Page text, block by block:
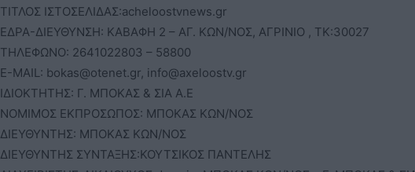
ΤΙΤΛΟΣ ΙΣΤΟΣΕΛΙΔΑΣ:acheloostvnews.gr
ΕΔΡΑ-ΔΙΕΥΘΥΝΣΗ: ΚΑΒΑΦΗ 2 – ΑΓ. ΚΩΝ/ΝΟΣ, ΑΓΡΙΝΙΟ , ΤΚ:30027
ΤΗΛΕΦΩΝΟ: 2641022803 – 58800
E-MAIL: bokas@otenet.gr, info@axeloostv.gr
ΙΔΙΟΚΤΗΤΗΣ: Γ. ΜΠΟΚΑΣ & ΣΙΑ Α.Ε
ΝΟΜΙΜΟΣ ΕΚΠΡΟΣΩΠΟΣ: ΜΠΟΚΑΣ ΚΩΝ/ΝΟΣ
ΔΙΕΥΘΥΝΤΗΣ: ΜΠΟΚΑΣ ΚΩΝ/ΝΟΣ
ΔΙΕΥΘΥΝΤΗΣ ΣΥΝΤΑΞΗΣ:ΚΟΥΤΣΙΚΟΣ ΠΑΝΤΕΛΗΣ